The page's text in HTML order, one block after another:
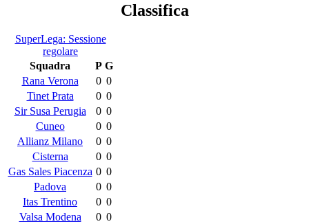
Classifica
SuperLega: Sessione
regolare
Squadra
P G
Rana Verona
0 0
Tinet Prata
0 0
Sir Susa Perugia
0 0
Cuneo
0 0
Allianz Milano
0 0
Cisterna
0 0
Gas Sales Piacenza 0 0
Padova
0 0
Itas Trentino
0 0
Valsa Modena
0 0